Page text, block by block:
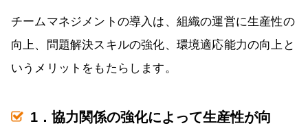
チームマネジメントの導入は、組織の運営に生産性の
向上、問題解決スキルの強化、環境適応能力の向上と
いうメリットをもたらします。
1．協力関係の強化によって生産性が向